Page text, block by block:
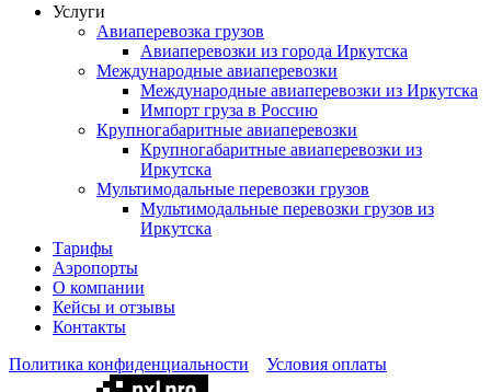
Услуги
Авиаперевозка грузов
Авиаперевозки из города Иркутска
Международные авиаперевозки
Международные авиаперевозки из Иркутска
Импорт груза в Россию
Крупногабаритные авиаперевозки
Крупногабаритные авиаперевозки из
Иркутска
Мультимодальные перевозки грузов
Мультимодальные перевозки грузов из
Иркутска
Тарифы
Аэропорты
О компании
Кейсы и отзывы
Контакты
Политика конфиденциальности
Условия оплаты